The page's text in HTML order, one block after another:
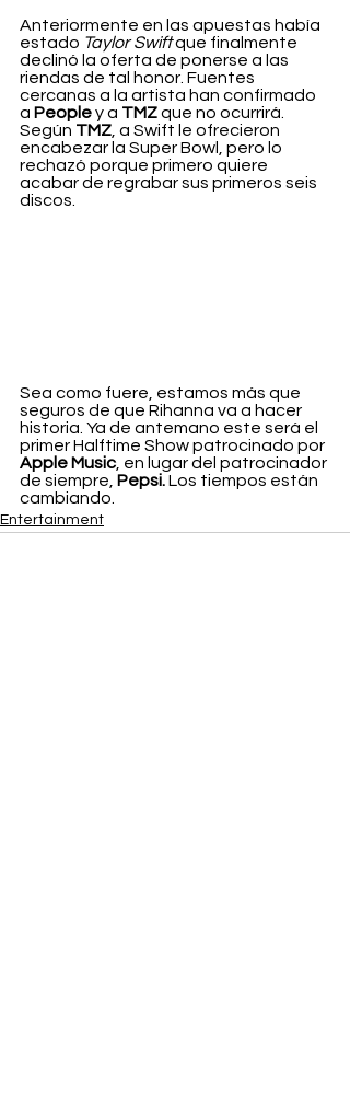
Anteriormente en las apuestas había
estado Taylor Swift que finalmente
declinó la oferta de ponerse a las
riendas de tal honor. Fuentes
cercanas a la artista han confirmado
a People y a TMZ que no ocurrirá.
Según TMZ , a Swift le ofrecieron
encabezar la Super Bowl, pero lo
rechazó porque primero quiere
acabar de regrabar sus primeros seis
discos.
Sea como fuere, estamos más que
seguros de que Rihanna va a hacer
historia. Ya de antemano este será el
primer Halftime Show patrocinado por
Apple Music, en lugar del patrocinador
de siempre, Pepsi. Los tiempos están
cambiando.
Entertainment